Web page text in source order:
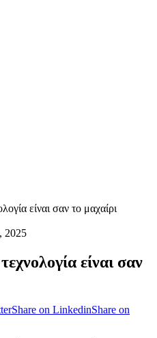
είναι σαν το μαχαίρι
2025
είναι σαν
Share on LinkedinShare on